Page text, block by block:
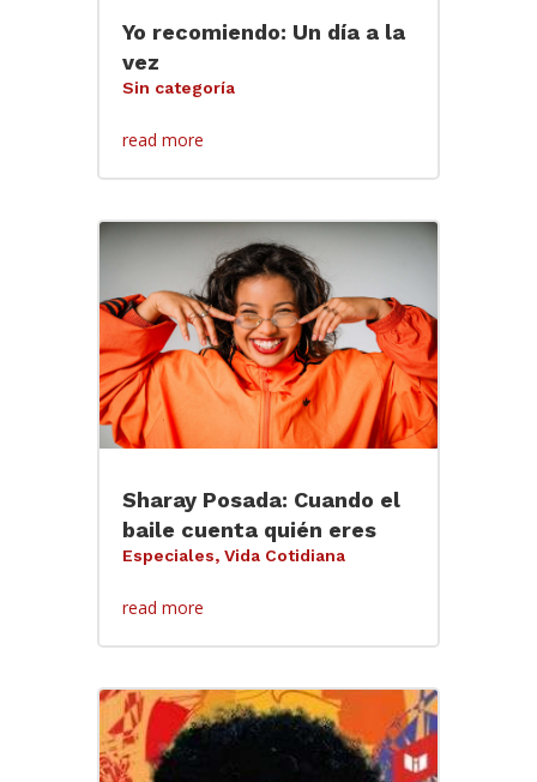
Yo recomiendo: Un día a la
vez
Sin categoría
read more
Sharay Posada: Cuando el
baile cuenta quién eres
Especiales, Vida Cotidiana
read more